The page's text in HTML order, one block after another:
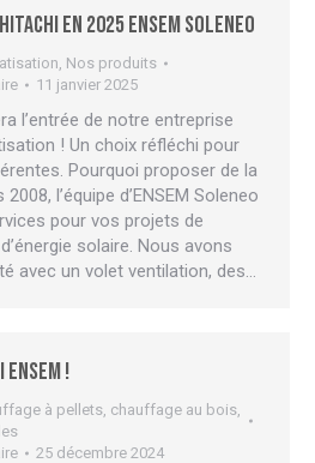
en 2025 ENSEM Soleneo
, Nos produits
11 janvier 2025
l’entrée de notre entreprise
! Un choix réfléchi pour
Pourquoi proposer de la
l’équipe d’ENSEM Soleneo
pour vos projets de
solaire. Nous avons
avec un volet ventilation, des…
!
à pellets, chauffage au bois,
25 décembre 2024